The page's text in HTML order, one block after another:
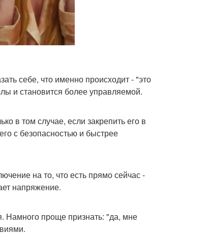
себе, что именно происходит - "это
и становится более управляемой.
в том случае, если закрепить его в
с безопасностью и быстрее
на то, что есть прямо сейчас -
напряжение.
Намного проще признать: "да, мне